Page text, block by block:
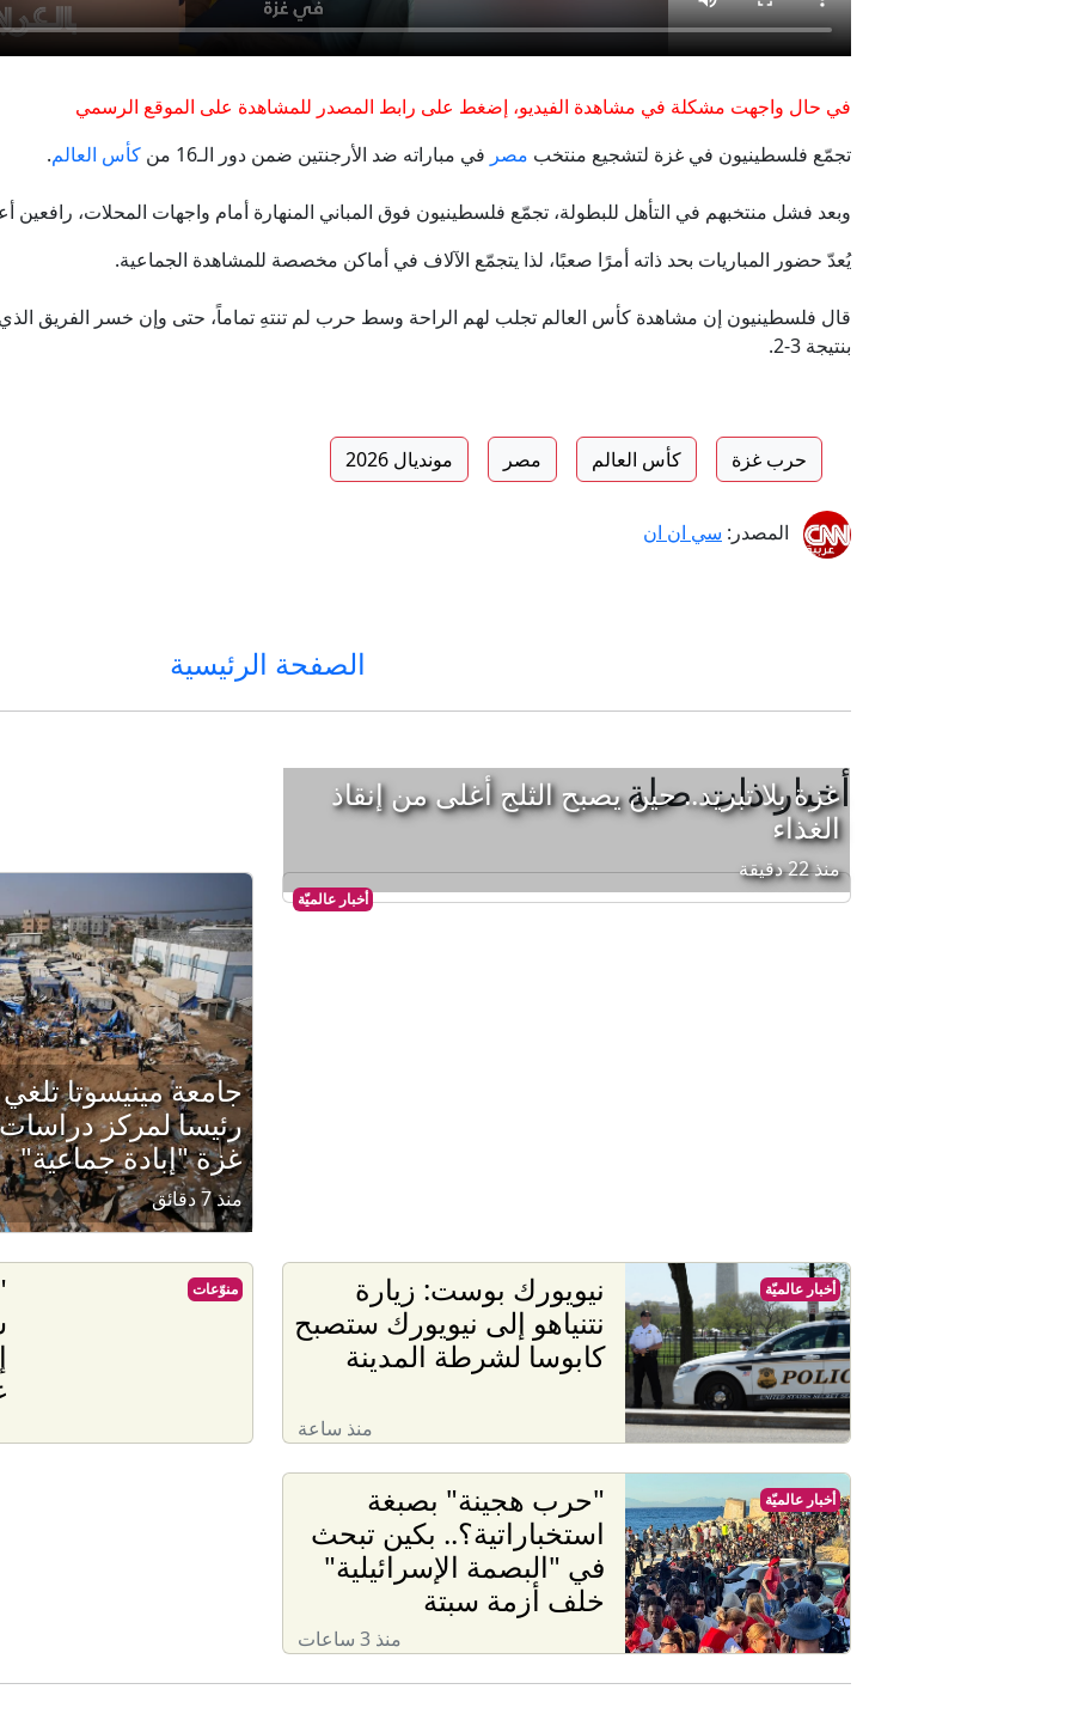
المكوّن الخفي في روبوتات الدردشة.. لماذا تقلق واشنطن من
بعد المعارك.. كيف تبدو الحياة في قرى جبرة الشيخ بشمال
إيران مباشر.. الحرس الثوري يشترط لفتح هرمز والكشف عن مخطط لإدخال
في حال واجهت مشكلة في مشاهدة الفيديو، إضغط على رابط المصدر للمشاهدة على الموقع الرسمي
تجمّع فلسطينيون في غزة لتشجيع منتخب مصر في مباراته ضد الأرجنتين ضمن دور الـ16 من كأس العالم.
وبعد فشل منتخبهم في التأهل للبطولة، تجمّع فلسطينيون فوق المباني المنهارة أمام واجهات المحلات، رافعين
يُعدّ حضور المباريات بحد ذاته أمرًا صعبًا، لذا يتجمّع الآلاف في أماكن مخصصة للمشاهدة الجماعية.
قال فلسطينيون إن مشاهدة كأس العالم تجلب لهم الراحة وسط حرب لم تنتهِ تماماً، حتى وإن خسر الفريق الذي
بنتيجة 3-2.
حرب غزة كأس العالم مصر مونديال 2026
المصدر: سي ان ان
الصفحة الرئيسية
أخبار ذات صلة
أخبار عالميّة
غزة بلا تبريد.. حين يصبح الثلج أغلى من إنقاذ
الغذاء
منذ 22 دقيقة
جامعة مينيسوتا
رئيسا لمركز
غزة "إبادة جماعية"
منذ 7 دقائق
نيويورك بوست: زيارة
نتنياهو إلى نيويورك ستصبح
كابوسا لشرطة المدينة
منذ ساعة
أخبار عالميّة منوّعات
"حرب هجينة" بصبغة
استخباراتية؟.. بكين تبحث
في "البصمة الإسرائيلية"
خلف أزمة سبتة
منذ 3 ساعات
أخبار عالميّة